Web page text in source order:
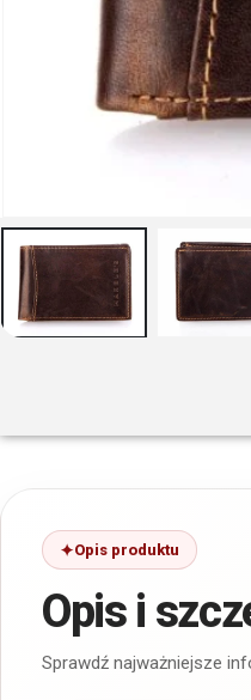
Opis produktu
Opis i
Sprawdź najważniejsze